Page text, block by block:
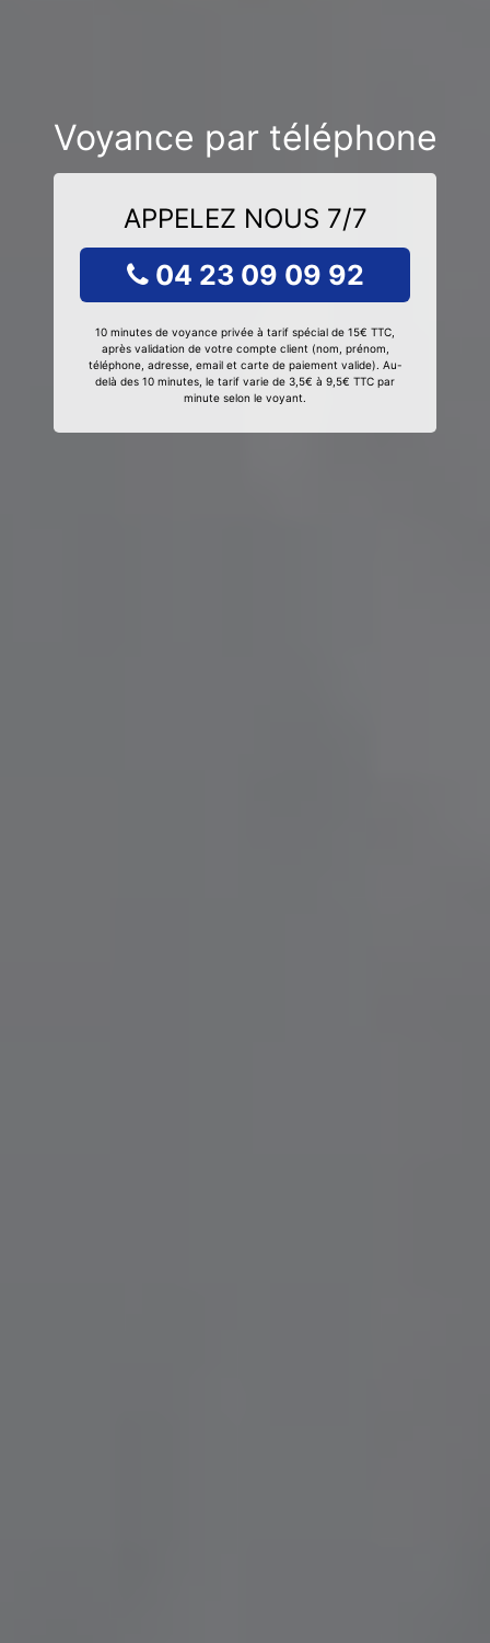
Voyance par téléphone
APPELEZ NOUS 7/7
04 23 09 09 92
10 minutes de voyance privée à tarif spécial de 15€ TTC,
après validation de votre compte client (nom, prénom,
téléphone, adresse, email et carte de paiement valide). Au-
delà des 10 minutes, le tarif varie de 3,5€ à 9,5€ TTC par
minute selon le voyant.